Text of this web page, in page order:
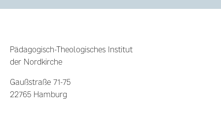
Pädagogisch-Theologisches Institut
der Nordkirche
Gaußstraße 71-75
22765 Hamburg